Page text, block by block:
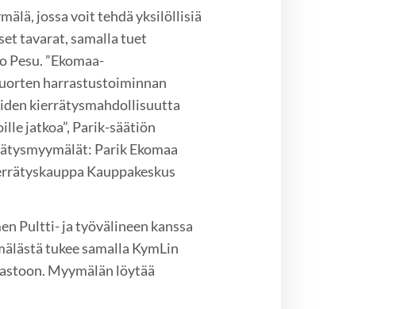
jossa voit tehdä yksilöllisiä
tavarat, samalla tuet
”Ekomaa-
harrastustoiminnan
kierrätysmahdollisuutta
jatkoa”, Parik-säätiön
Parik Ekomaa
Kauppakeskus
Pultti- ja työvälineen kanssa
tukee samalla KymLin
Myymälän löytää